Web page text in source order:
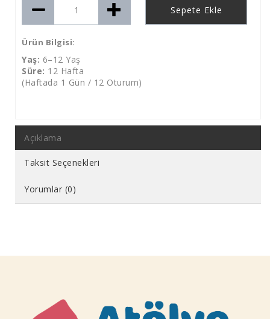
Sepete Ekle
Ürün Bilgisi:
Yaş: 6–12 Yaş
Süre: 12 Hafta
(Haftada 1 Gün / 12 Oturum)
Açıklama
Taksit Seçenekleri
Yorumlar (0)